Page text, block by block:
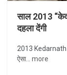
साल 2013
दहला देंगी
2013 Kedarnath
ऐसा... more